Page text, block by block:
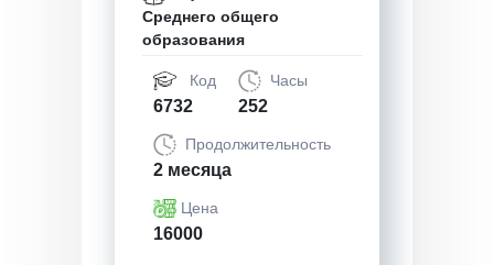
Среднего общего
образования
Код
6732
Часы
252
Продолжительность
2 месяца
Цена
16000